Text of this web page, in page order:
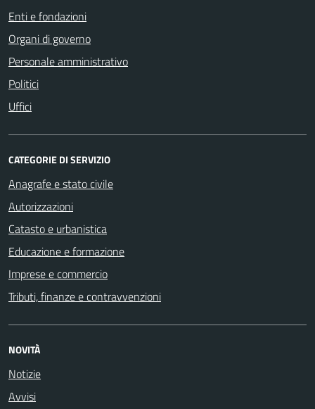
Enti e fondazioni
Organi di governo
Personale amministrativo
Politici
Uffici
CATEGORIE DI SERVIZIO
Anagrafe e stato civile
Autorizzazioni
Catasto e urbanistica
Educazione e formazione
Imprese e commercio
Tributi, finanze e contravvenzioni
NOVITÀ
Notizie
Avvisi